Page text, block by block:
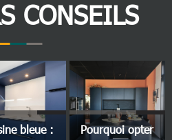
CONSEILS
bleue :
Pourquoi opter